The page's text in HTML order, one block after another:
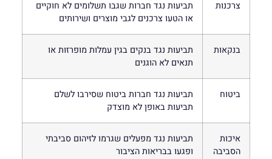
צרכנות
תביעות נגד חברות שגבו תשלומים לא חוקיים
או הטעו צרכנים לגבי מוצרים ושירותים
בנקאות
תביעות נגד בנקים בגין עמלות מופרזות או
תנאים לא הוגנים
ביטוח
תביעות נגד חברות ביטוח שסירבו לשלם
תביעות באופן לא מוצדק
איכות
הסביבה
תביעות נגד מפעלים שגרמו לזיהום סביבתי
ופגעו בבריאות הציבור